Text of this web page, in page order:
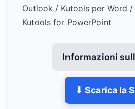
Outlook / Kutools per Word
Kutools for PowerPoint
Informazioni
⬇ Scarica la